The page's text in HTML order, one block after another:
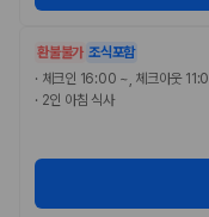
제주도 렌트카 차
경차·소형차
혼자 또는 2인 여행에
준중형·중형차
커플·친구 여행에서
종입니다.
환불불가 조식포함
· 체크인 16:00 ~, 체크아웃
· 2인 아침 식사